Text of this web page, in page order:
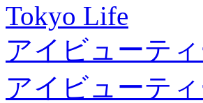
Tokyo Life
アイビューテ
アイビューテ